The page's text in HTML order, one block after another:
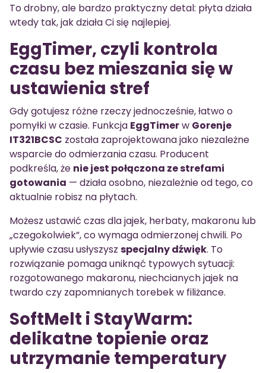
To drobny, ale bardzo praktyczny detal: płyta działa
wtedy tak, jak działa Ci się najlepiej.
EggTimer, czyli kontrola
czasu bez mieszania się w
ustawienia stref
Gdy gotujesz różne rzeczy jednocześnie, łatwo o
pomyłki w czasie. Funkcja EggTimerw Gorenje
IT321BCSC została zaprojektowana jako niezależne
wsparcie do odmierzania czasu. Producent
podkreśla, że nie jest połączona ze strefami
gotowania — działa osobno, niezależnie od tego, co
aktualnie robisz na płytach.
Możesz ustawić czas dla jajek, herbaty, makaronu lub
„czegokolwiek”, co wymaga odmierzonej chwili. Po
upływie czasu usłyszysz specjalny dźwięk. To
rozwiązanie pomaga uniknąć typowych sytuacji:
rozgotowanego makaronu, niechcianych jajek na
twardo czy zapomnianych torebek w filiżance.
SoftMelt i StayWarm:
delikatne topienie oraz
utrzymanie temperatury